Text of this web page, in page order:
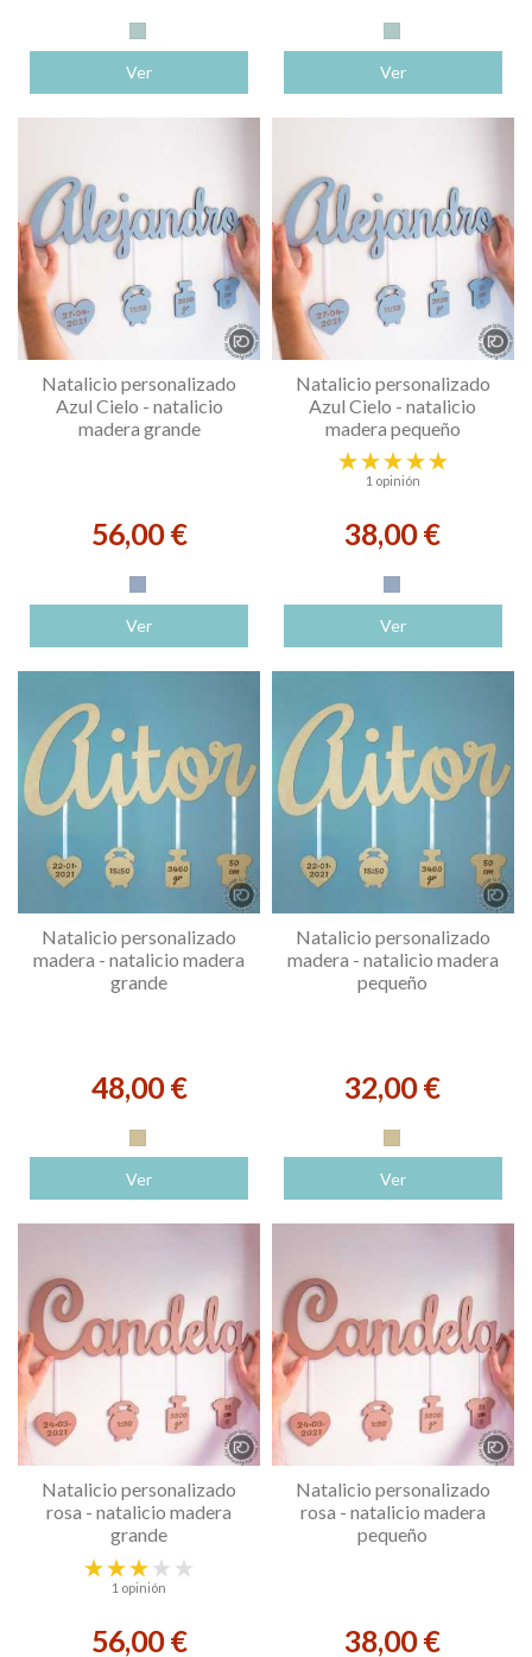
Verde Mint
Ver
Verde Mint
Ver
Natalicio personalizado
Azul Cielo - natalicio
madera grande
56,00 €
Azul Cielo
Ver
Natalicio personalizado
Azul Cielo - natalicio
madera pequeño
1 opinión
38,00 €
Azul Cielo
Ver
Natalicio personalizado
madera - natalicio madera
grande
48,00 €
Madera
Ver
Natalicio personalizado
madera - natalicio madera
pequeño
32,00 €
Madera
Ver
Natalicio personalizado
rosa - natalicio madera
grande
1 opinión
56,00 €
Natalicio personalizado
rosa - natalicio madera
pequeño
38,00 €